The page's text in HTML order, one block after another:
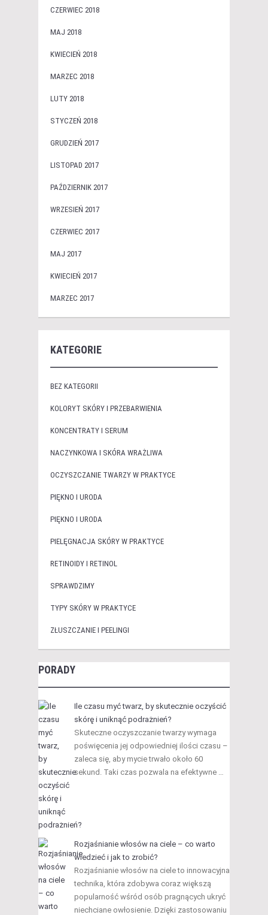
CZERWIEC 2018
MAJ 2018
KWIECIEŃ 2018
MARZEC 2018
LUTY 2018
STYCZEŃ 2018
GRUDZIEŃ 2017
LISTOPAD 2017
PAŹDZIERNIK 2017
WRZESIEŃ 2017
CZERWIEC 2017
MAJ 2017
KWIECIEŃ 2017
MARZEC 2017
KATEGORIE
BEZ KATEGORII
KOLORYT SKÓRY I PRZEBARWIENIA
KONCENTRATY I SERUM
NACZYNKOWA I SKÓRA WRAŻLIWA
OCZYSZCZANIE TWARZY W PRAKTYCE
PIĘKNO I URODA
PIĘKNO I URODA
PIELĘGNACJA SKÓRY W PRAKTYCE
RETINOIDY I RETINOL
SPRAWDZIMY
TYPY SKÓRY W PRAKTYCE
ZŁUSZCZANIE I PEELINGI
PORADY
Ile czasu myć twarz, by skutecznie oczyścić
skórę i uniknąć podrażnień?
Skuteczne oczyszczanie twarzy wymaga
poświęcenia jej odpowiedniej ilości czasu –
zaleca się, aby mycie trwało około 60
sekund. Taki czas pozwala na efektywne …
Rozjaśnianie włosów na ciele – co warto
wiedzieć i jak to zrobić?
Rozjaśnianie włosów na ciele to innowacyjna
technika, która zdobywa coraz większą
popularność wśród osób pragnących ukryć
niechciane owłosienie. Dzięki zastosowaniu